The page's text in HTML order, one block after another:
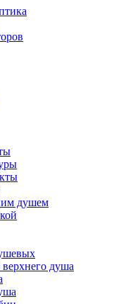
душем
душа